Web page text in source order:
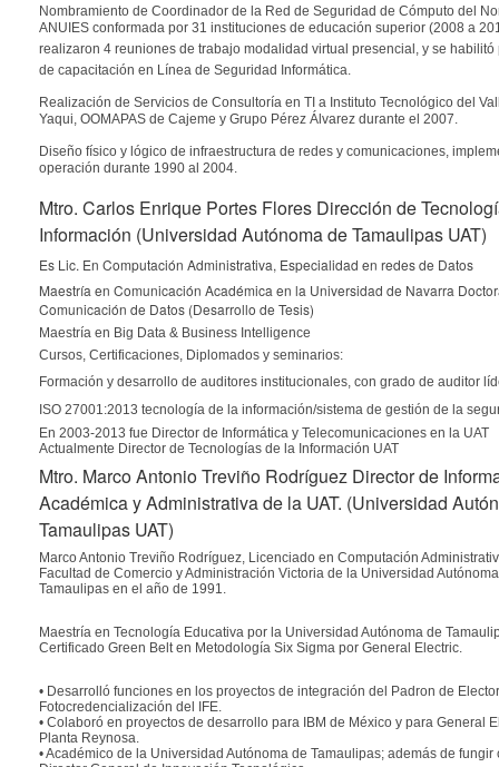
Nombramiento de Coordinador de la Red de Seguridad de Cómputo del
ANUIES conformada por 31 instituciones de educación superior (2008 a
realizaron 4 reuniones de trabajo modalidad virtual presencial, y se habilitó
de capacitación en Línea de Seguridad Informática.
Realización de Servicios de Consultoría en TI a Instituto Tecnológico del
Yaqui, OOMAPAS de Cajeme y Grupo Pérez Álvarez durante el 2007.
Diseño físico y lógico de infraestructura de redes y comunicaciones,
operación durante 1990 al 2004.
Mtro. Carlos Enrique Portes Flores Dirección de
Información (Universidad Autónoma de Tamaulipas UAT)
Es Lic. En Computación Administrativa, Especialidad en redes de Datos
Maestría en Comunicación Académica en la Universidad de Navarra
Comunicación de Datos (Desarrollo de Tesis)
Maestría en Big Data & Business Intelligence
Cursos, Certificaciones, Diplomados y seminarios:
Formación y desarrollo de auditores institucionales, con grado de auditor
ISO 27001:2013 tecnología de la información/sistema de gestión de la
En 2003-2013 fue Director de Informática y Telecomunicaciones en la UAT
Actualmente Director de Tecnologías de la Información UAT
Mtro. Marco Antonio Treviño Rodríguez Director de
Académica y Administrativa de la UAT. (Universidad
Tamaulipas UAT)
Marco Antonio Treviño Rodríguez, Licenciado en Computación
Facultad de Comercio y Administración Victoria de la Universidad
Tamaulipas en el año de 1991.
Maestría en Tecnología Educativa por la Universidad Autónoma de
Certificado Green Belt en Metodología Six Sigma por General Electric.
• Desarrolló funciones en los proyectos de integración del Padron de
Fotocredencialización del IFE.
• Colaboró en proyectos de desarrollo para IBM de México y para General
Planta Reynosa.
• Académico de la Universidad Autónoma de Tamaulipas; además de fungir